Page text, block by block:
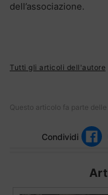
dell’associazione.
Tutti gli articoli dell'autore
Questo articolo fa parte
Condividi